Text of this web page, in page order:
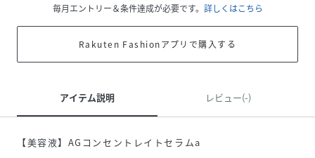
毎月エントリー＆条件達成が必要です。 詳しくはこちら
Rakuten Fashionアプリで購入する
アイテム説明 レビュー(-)
【美容液】AGコンセントレイトセラムa